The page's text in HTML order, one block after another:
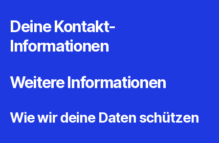
Deine Kontakt-
Informationen
Weitere Informationen
Wie wir deine Daten schützen